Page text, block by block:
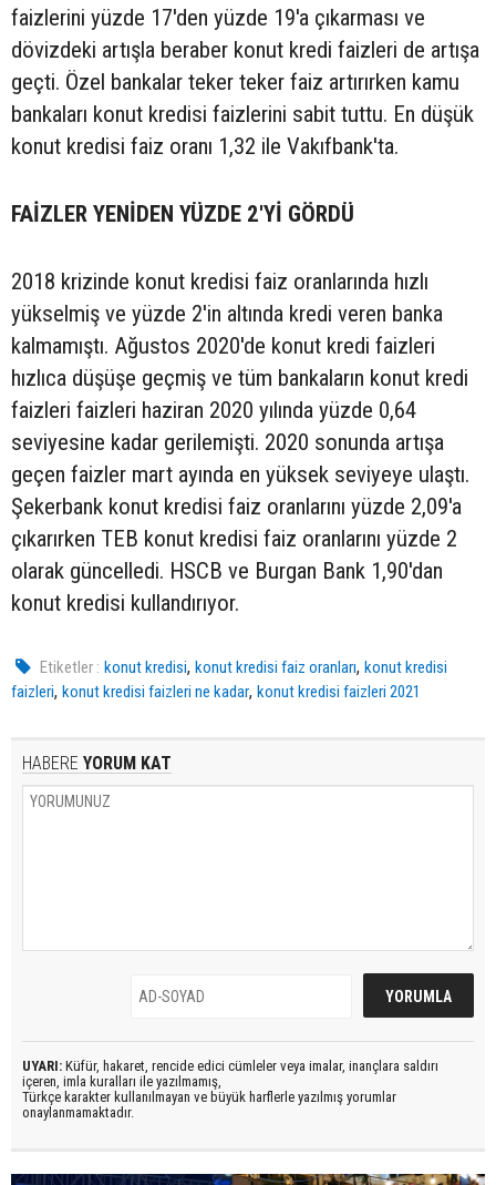
faizlerini yüzde 17'den yüzde 19'a çıkarması ve
dövizdeki artışla beraber konut kredi faizleri de artışa
geçti. Özel bankalar teker teker faiz artırırken kamu
bankaları konut kredisi faizlerini sabit tuttu. En düşük
konut kredisi faiz oranı 1,32 ile Vakıfbank'ta.
FAİZLER YENİDEN YÜZDE 2'Yİ GÖRDÜ
2018 krizinde konut kredisi faiz oranlarında hızlı
yükselmiş ve yüzde 2'in altında kredi veren banka
kalmamıştı. Ağustos 2020'de konut kredi faizleri
hızlıca düşüşe geçmiş ve tüm bankaların konut kredi
faizleri faizleri haziran 2020 yılında yüzde 0,64
seviyesine kadar gerilemişti. 2020 sonunda artışa
geçen faizler mart ayında en yüksek seviyeye ulaştı.
Şekerbank konut kredisi faiz oranlarını yüzde 2,09'a
çıkarırken TEB konut kredisi faiz oranlarını yüzde 2
olarak güncelledi. HSCB ve Burgan Bank 1,90'dan
konut kredisi kullandırıyor.
Etiketler : konut kredisi,konut kredisi faiz oranları,konut kredisi
faizleri, konut kredisi faizleri ne kadar, konut kredisi faizleri 2021
HABERE YORUM KAT
UYARI: Küfür, hakaret, rencide edici cümleler veya imalar, inançlara saldırı
içeren, imla kuralları ile yazılmamış,
Türkçe karakter kullanılmayan ve büyük harflerle yazılmış yorumlar
onaylanmamaktadır.